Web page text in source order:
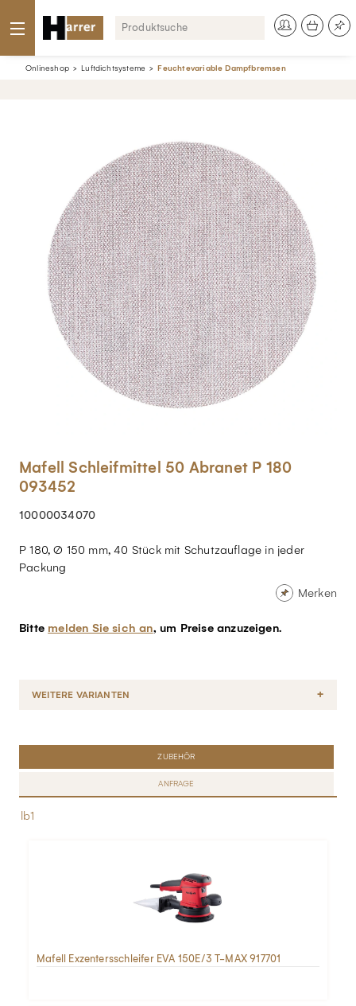
Onlineshop Luftdichtsysteme Feuchtevariable Dampfbremsen
Mafell Schleifmittel 50 Abranet P 180
093452
10000034070
P 180, Ø 150 mm, 40 Stück mit Schutzauflage in jeder
Packung
Merken
Bitte melden Sie sich an, um Preise anzuzeigen.
WEITERE VARIANTEN
ZUBEHÖR
ANFRAGE
lb1
Mafell Exzentersschleifer EVA 150E/3 T-MAX 917701